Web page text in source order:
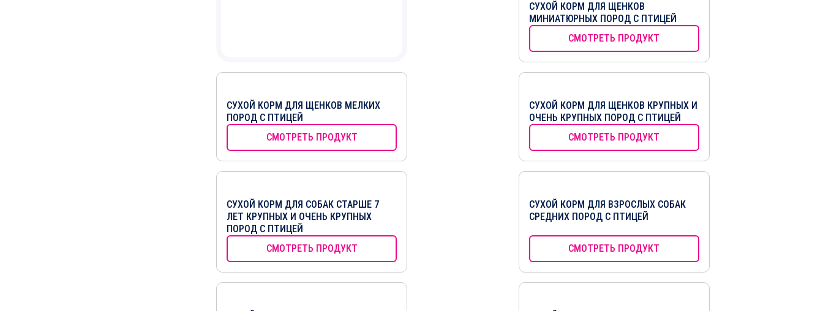
СУХОЙ КОРМ ДЛЯ ЩЕНКОВ
МИНИАТЮРНЫХ ПОРОД С ПТИЦЕЙ
СМОТРЕТЬ ПРОДУКТ
СУХОЙ КОРМ ДЛЯ ЩЕНКОВ МЕЛКИХ
ПОРОД С ПТИЦЕЙ
СМОТРЕТЬ ПРОДУКТ
СУХОЙ КОРМ ДЛЯ ЩЕНКОВ КРУПНЫХ И
ОЧЕНЬ КРУПНЫХ ПОРОД С ПТИЦЕЙ
СМОТРЕТЬ ПРОДУКТ
СУХОЙ КОРМ ДЛЯ СОБАК СТАРШЕ 7
ЛЕТ КРУПНЫХ И ОЧЕНЬ КРУПНЫХ
ПОРОД С ПТИЦЕЙ
СМОТРЕТЬ ПРОДУКТ
СУХОЙ КОРМ ДЛЯ ВЗРОСЛЫХ СОБАК
СРЕДНИХ ПОРОД С ПТИЦЕЙ
СМОТРЕТЬ ПРОДУКТ